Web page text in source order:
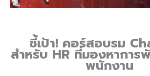
ชี้เป้า! คอร์สอบรม
สำหรับ HR ที่มองหากา
พนักงาน